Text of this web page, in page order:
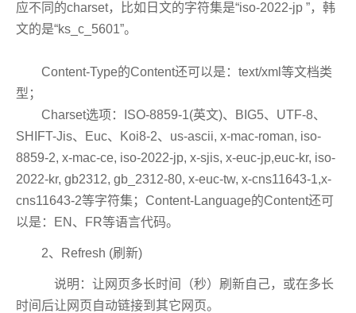
应不同的charset，比如日文的字符集是“iso-2022-jp ”，韩
文的是“ks_c_5601”。
Content-Type的Content还可以是：text/xml等文档类
型；
Charset选项：ISO-8859-1(英文)、BIG5、UTF-8、
SHIFT-Jis、Euc、Koi8-2、us-ascii, x-mac-roman, iso-
8859-2, x-mac-ce, iso-2022-jp, x-sjis, x-euc-jp,euc-kr, iso-
2022-kr, gb2312, gb_2312-80, x-euc-tw, x-cns11643-1,x-
cns11643-2等字符集；Content-Language的Content还可
以是：EN、FR等语言代码。
2、Refresh (刷新)
说明：让网页多长时间（秒）刷新自己，或在多长
时间后让网页自动链接到其它网页。